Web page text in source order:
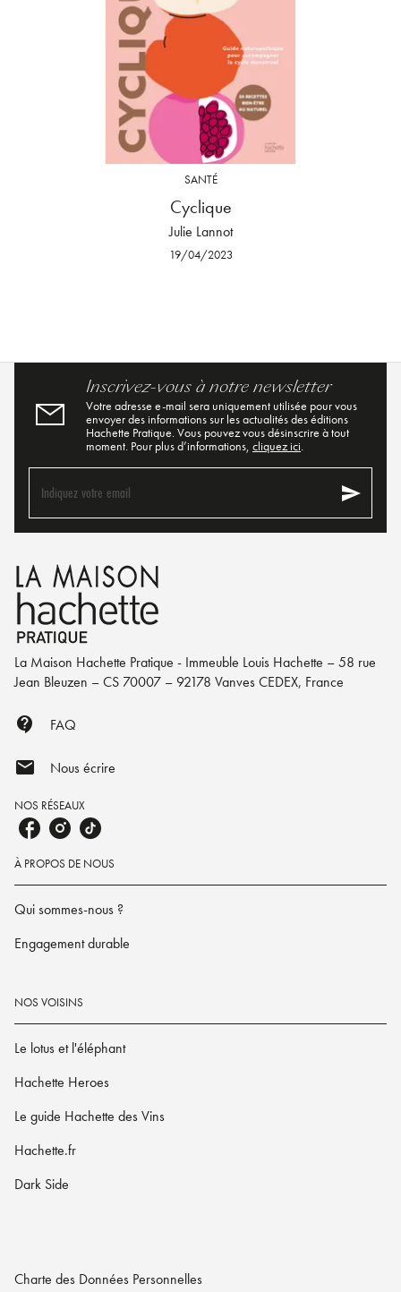
SANTÉ
Cyclique
Julie Lannot
19/04/2023
Inscrivez-vous à notre newsletter
Votre adresse e-mail sera uniquement utilisée pour vous
envoyer des informations sur les actualités des éditions
Hachette Pratique. Vous pouvez vous désinscrire à tout
moment. Pour plus d’informations, cliquez ici.
Indiquez votre email send
La Maison Hachette Pratique - Immeuble Louis Hachette – 58 rue
Jean Bleuzen – CS 70007 – 92178 Vanves CEDEX, France
contact_support FAQ
mail Nous écrire
NOS RÉSEAUX
À PROPOS DE NOUS
Qui sommes-nous ?
Engagement durable
NOS VOISINS
Le lotus et l'éléphant
Hachette Heroes
Le guide Hachette des Vins
Hachette.fr
Dark Side
Charte des Données Personnelles